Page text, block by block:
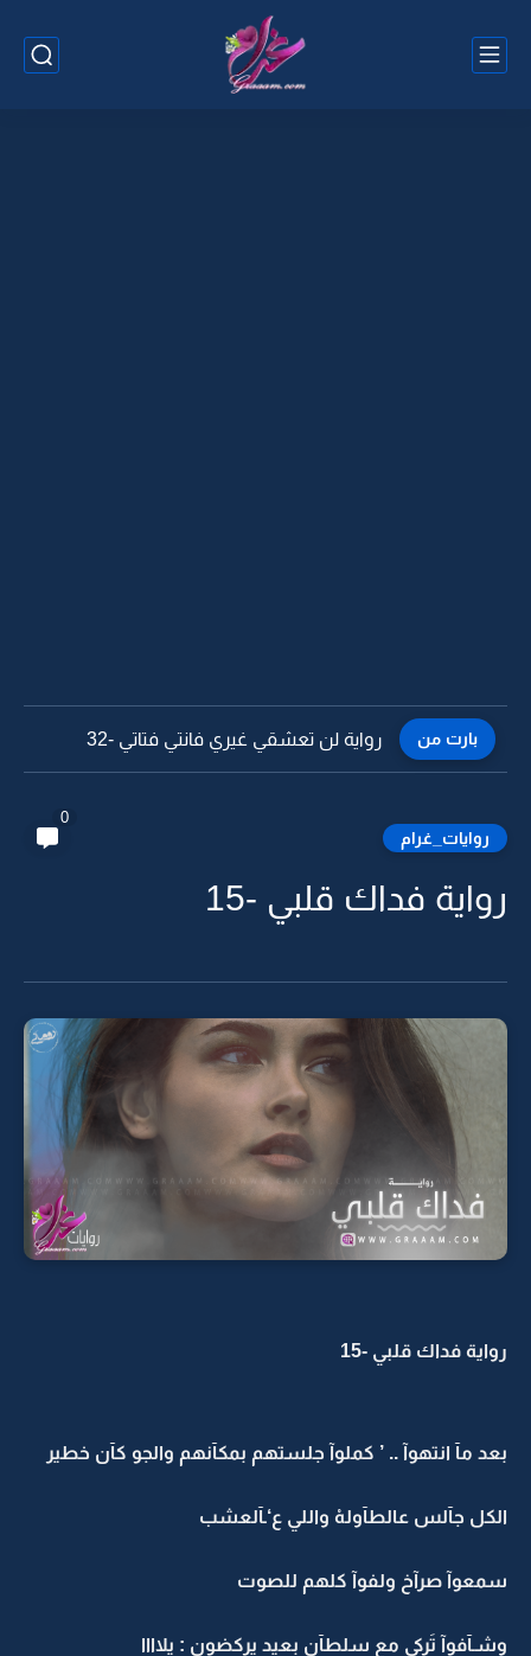
بارت من رواية لن تعشقي غيري فانتي فتاتي -31
روايات_غرام
0
رواية فداك قلبي -15
رواية فداك قلبي -15
بعد مآ انتهوآ .. ’ كملوآ جلستهم بمكآنهم والجو كآن خطير
الكل جآلس عالطآولهْ واللي ع‘ـآلعشب
سمعوآ صرآخ ولفوآ كلهم للصوت
وشـآفوآ تَركي مع سلطآن بعيد يركضون : يلاااا